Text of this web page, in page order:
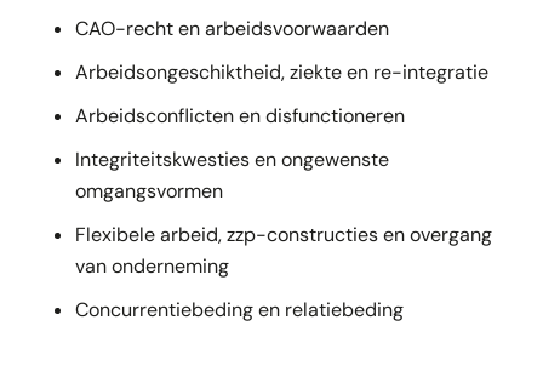
CAO-recht en arbeidsvoorwaarden
Arbeidsongeschiktheid, ziekte en re-integratie
Arbeidsconflicten en disfunctioneren
Integriteitskwesties en ongewenste
omgangsvormen
Flexibele arbeid, zzp-constructies en overgang
van onderneming
Concurrentiebeding en relatiebeding